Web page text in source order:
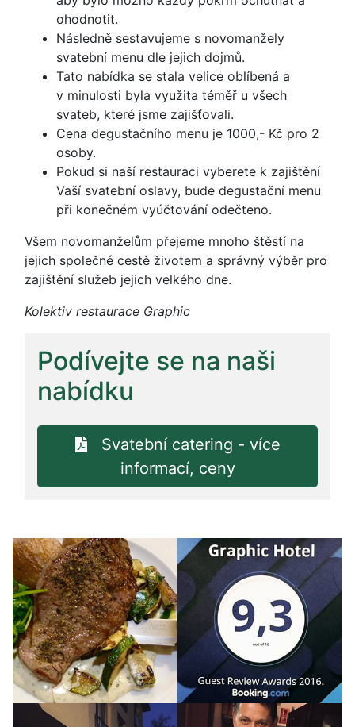
ohodnotit.
Následně sestavujeme s novomanžely
svatební menu dle jejich dojmů.
Tato nabídka se stala velice oblíbená a
v minulosti byla využita téměř u všech
svateb, které jsme zajišťovali.
Cena degustačního menu je 1000,- Kč pro 2
osoby.
Pokud si naší restauraci vyberete k zajištění
Vaší svatební oslavy, bude degustační menu
při konečném vyúčtování odečteno.
Všem novomanželům přejeme mnoho štěstí na
jejich společné cestě životem a správný výběr pro
zajištění služeb jejich velkého dne.
Kolektiv restaurace Graphic
Podívejte se na naši
nabídku
Svatební catering - více
informací, ceny